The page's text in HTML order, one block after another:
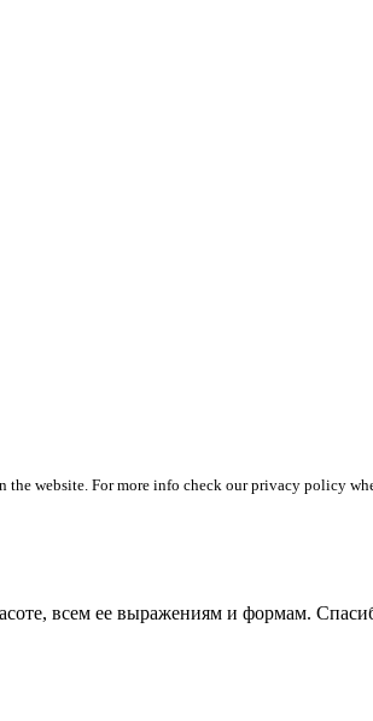
website. For more info check our privacy policy
всем ее выражениям и формам.